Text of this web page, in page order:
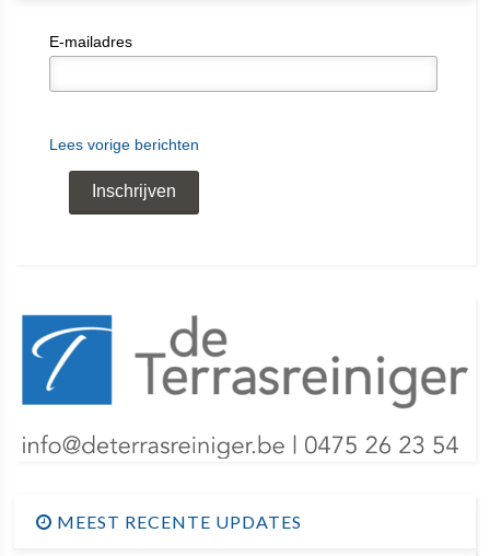
E-mailadres
Lees vorige berichten
MEEST RECENTE UPDATES